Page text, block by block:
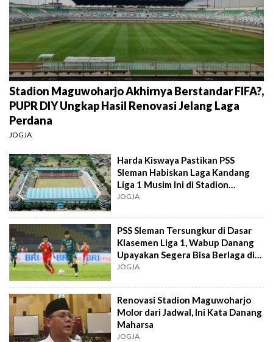
Stadion Maguwoharjo Akhirnya Berstandar FIFA?,
PUPR DIY Ungkap Hasil Renovasi Jelang Laga
Perdana
JOGJA
Harda Kiswaya Pastikan PSS
Sleman Habiskan Laga Kandang
Liga 1 Musim Ini di Stadion
Maguwoharjo
JOGJA
PSS Sleman Tersungkur di Dasar
Klasemen Liga 1, Wabup Danang
Upayakan Segera Bisa Berlaga di
Stadion Maguwoharjo
JOGJA
Renovasi Stadion Maguwoharjo
Molor dari Jadwal, Ini Kata Danang
Maharsa
JOGJA